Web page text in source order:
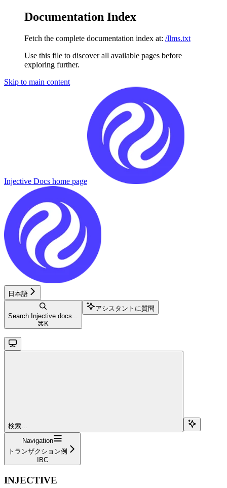
Documentation Index
Fetch the complete documentation index at: /llms.txt
Use this file to discover all available pages before
exploring further.
Skip to main content
Injective Docs home page
日本語
Search Injective docs...
⌘ K
アシスタントに質問
検索...
Navigation
トランザクション例
IBC
INJECTIVE